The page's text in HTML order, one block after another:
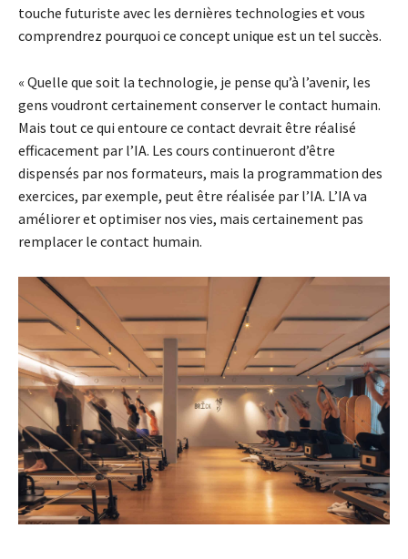
touche futuriste avec les dernières technologies et vous
comprendrez pourquoi ce concept unique est un tel succès.
« Quelle que soit la technologie, je pense qu’à l’avenir, les
gens voudront certainement conserver le contact humain.
Mais tout ce qui entoure ce contact devrait être réalisé
efficacement par l’IA. Les cours continueront d’être
dispensés par nos formateurs, mais la programmation des
exercices, par exemple, peut être réalisée par l’IA. L’IA va
améliorer et optimiser nos vies, mais certainement pas
remplacer le contact humain.